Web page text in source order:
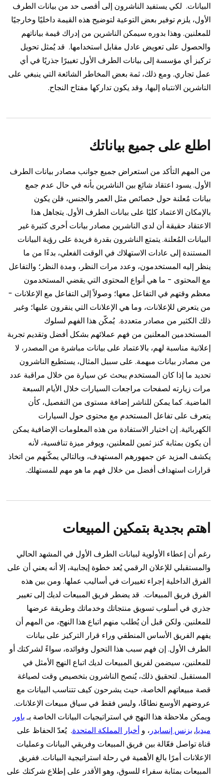
البيانات. لكي يستفيد الناشرون إلى أقصى حد من بيانات الطرف
الأول، يلزم توفير بعض التوعية لتوضيح هذه القيمة داخليًا وخارجيًا
للمعلنين. وهذا بدوره سيمكن الناشرين من إدراك قيمة بياناتهم
والحصول على تعويض عادل مقابل استخدامها. قد يُمثل تحويل
تركيز أي مؤسسة إلى بيانات الطرف الأول تغييرًا جذريًا في أي
عمل تجاري. ومع ذلك، ثمة بعض المخاطر الشائعة التي ينبغي على
الناشرين الانتباه إليها، وقد يكون تداركها مفتاح النجاح.
اطلع على جميع بياناتك
من المهم التأكد من استعراض جميع جوانب مصادر بيانات الطرف
الأول. يسود اعتقاد شائع بين الناشرين بأنه في حال عدم جمع
بيانات مُعلنة حول خصائص مثل العمر والجنس، فلن يكون
بالإمكان الاعتماد كليًا على بيانات الطرف الأول. يتجاهل هذا
الاعتقاد حقيقة أن لدى الناشرين مصادر بيانات أخرى كثيرة غير
البيانات المُعلنة.يتمتع الناشرون بقدرة فريدة على رؤية البيانات
المستندة إلى عادات الاستهلاك في الوقت الفعلي، بدءًا من ما
ينظر إليه المستخدمون، وعدد مرات النظر، ومدة النظر؛ والتفاعل
مع المحتوى - ما هي أنواع المحتوى التي يقضي المستخدمون
معظم وقتهم في التفاعل معها؛ وصولاً إلى التفاعل مع الإعلانات -
من يتعرض للإعلانات، وما هي الإعلانات التي ينقرون عليها؛ وغير
ذلك الكثير من مصادر متعددة. يُمكّن هذا الفهم لسلوك
المستخدمين المعلنين من فهم عملائهم بشكل أفضل وتقديم تجربة
إعلانية مناسبة لهم، بالاعتماد على بيانات مباشرة من المصدر، لا
من مصادر بيانات مبهمة. على سبيل المثال، يستطيع الناشرون
تحديد ما إذا كان المستخدم يبحث عن سيارة من خلال مراقبة عدد
مرات زيارته لصفحات مراجعات السيارات خلال الأيام السبعة
الماضية. كما يمكن للناشر إضافة مستوى من التفصيل، كأن
يتعرف على تفاعل المستخدم مع محتوى حول السيارات
الكهربائية.إن اختيار الاستفادة من هذه المعلومات الإضافية يمكن
أن يكون بمثابة كنز ثمين للمعلنين، ويوفر ميزة تنافسية، لأنه
يكشف المزيد عن جمهورهم المستهدف، وبالتالي يمكّنهم من اتخاذ
قرارات استهداف أفضل من خلال فهم ما هو مهم للمستهلك.
اهتم بجدية بتمكين المبيعات
رغم أن إعطاء الأولوية لبيانات الطرف الأول في المشهد الحالي
والمستقبلي للإعلان الرقمي يُعد خطوة إيجابية، إلا أنه يعني أن على
الفرق الداخلية إجراء تغييرات في أساليب عملها. ومن بين هذه
الفرق فريق المبيعات. قد يضطر فريق المبيعات لديك إلى تغيير
جذري في أسلوب تسويق منتجاتك وخدماتك وطريقة عرضها
للمعلنين. ولكن قبل أن يُطلب منهم اتباع هذا النهج، من المهم أن
يفهم الفريق الأساس المنطقي وراء قرار التركيز على بيانات
الطرف الأول. إن فهم سبب هذا التحول وفوائده، سواءً لشركتك أو
للمعلنين، سيضمن لفريق المبيعات لديك اتباع النهج الأمثل في
المستقبل. لتحقيق ذلك، يُنصح الناشرون بتخصيص وقت لصياغة
قصة مبيعاتهم الخاصة، حيث يشرحون كيف تتناسب البيانات مع
عروضهم الأوسع نطاقًا، وليس فقط في سياق مبيعات الإعلانات.
ويمكن ملاحظة هذا النهج في استراتيجيات البيانات الخاصة بـباور
ميديا, بزنس إنسايدر ، وأخبار المملكة المتحدة. يُعدّ الحفاظ على
قناة تواصل فعّالة بين فريق المبيعات وفريقي البيانات وعمليات
الإعلانات أمرًا بالغ الأهمية في رحلة استراتيجية البيانات. ففريق
المبيعات بمثابة سفراء للسوق، وهو الأقدر على إطلاع شركتك على